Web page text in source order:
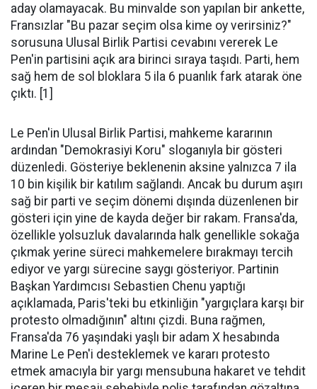
aday olamayacak. Bu minvalde son yapılan bir ankette,
Fransızlar "Bu pazar seçim olsa kime oy verirsiniz?"
sorusuna Ulusal Birlik Partisi cevabını vererek Le
Pen'in partisini açık ara birinci sıraya taşıdı. Parti, hem
sağ hem de sol bloklara 5 ila 6 puanlık fark atarak öne
çıktı. [1]
Le Pen'in Ulusal Birlik Partisi, mahkeme kararının
ardından "Demokrasiyi Koru" sloganıyla bir gösteri
düzenledi. Gösteriye beklenenin aksine yalnızca 7 ila
10 bin kişilik bir katılım sağlandı. Ancak bu durum aşırı
sağ bir parti ve seçim dönemi dışında düzenlenen bir
gösteri için yine de kayda değer bir rakam. Fransa'da,
özellikle yolsuzluk davalarında halk genellikle sokağa
çıkmak yerine süreci mahkemelere bırakmayı tercih
ediyor ve yargı sürecine saygı gösteriyor. Partinin
Başkan Yardımcısı Sebastien Chenu yaptığı
açıklamada, Paris'teki bu etkinliğin "yargıçlara karşı bir
protesto olmadığının" altını çizdi. Buna rağmen,
Fransa'da 76 yaşındaki yaşlı bir adam X hesabında
Marine Le Pen'i desteklemek ve kararı protesto
etmek amacıyla bir yargı mensubuna hakaret ve tehdit